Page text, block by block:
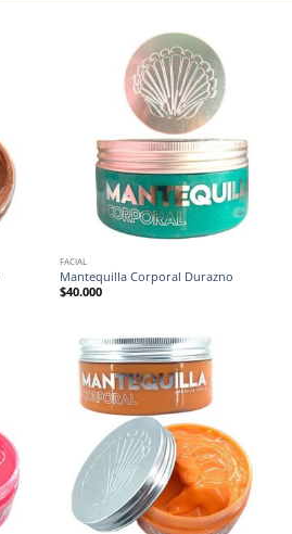
FACIAL
Mantequilla Corporal Durazno
$40.000